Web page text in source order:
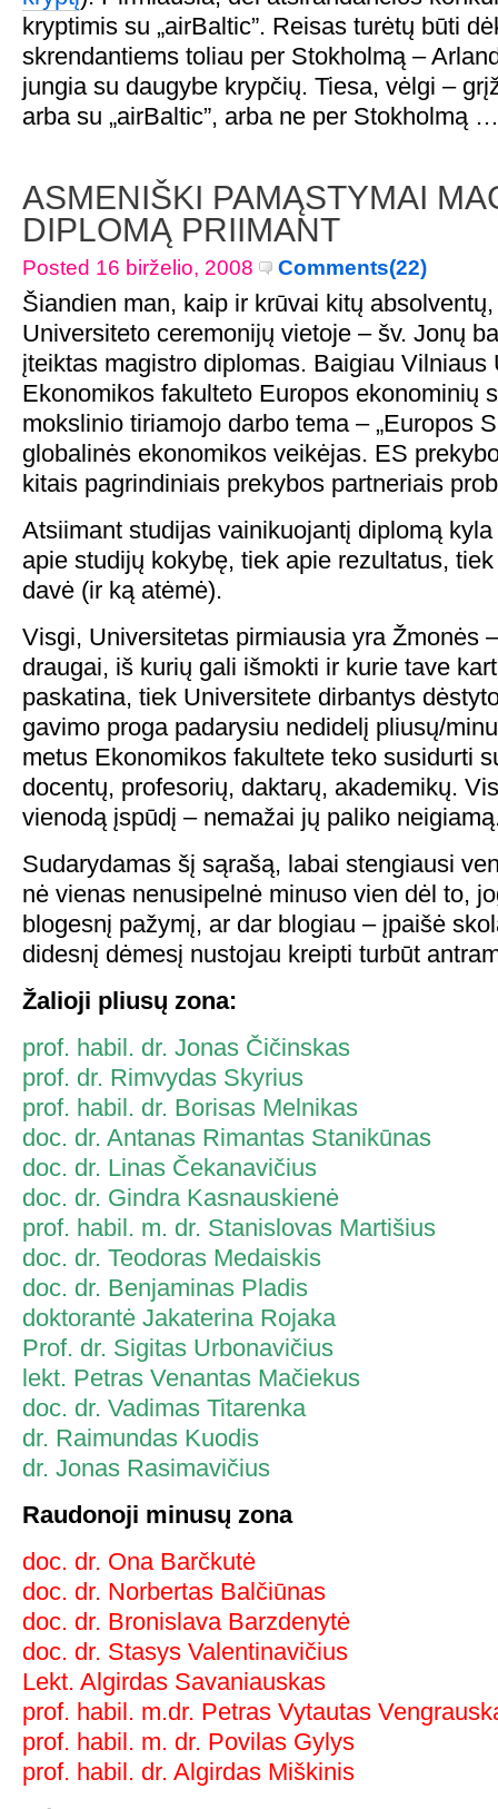
kryptimis su „airBaltic”. Reisas turėtų būti
skrendantiems toliau per Stokholmą –
jungia su daugybe krypčių. Tiesa, vėlgi –
arba su „airBaltic”, arba ne per Stokholmą …
ASMENIŠKI PAMĄSTYMAI
DIPLOMĄ PRIIMANT
Posted 16 birželio, 2008 Comments(22)
Šiandien man, kaip ir krūvai kitų
Universiteto ceremonijų vietoje – šv. Jonų
įteiktas magistro diplomas. Baigiau Vilniaus
Ekonomikos fakulteto Europos ekonominių
mokslinio tiriamojo darbo tema – „Europos
globalinės ekonomikos veikėjas. ES
kitais pagrindiniais prekybos partneriais
Atsiimant studijas vainikuojantį diplomą
apie studijų kokybę, tiek apie rezultatus,
davė (ir ką atėmė).
Visgi, Universitetas pirmiausia yra Žmonės
draugai, iš kurių gali išmokti ir kurie tave
paskatina, tiek Universitete dirbantys
gavimo proga padarysiu nedidelį pliusų/
metus Ekonomikos fakultete teko susidurti
docentų, profesorių, daktarų, akademikų.
vienodą įspūdį – nemažai jų paliko
Sudarydamas šį sąrašą, labai stengiausi
nė vienas nenusipelnė minuso vien dėl to,
blogesnį pažymį, ar dar blogiau – įpaišė
didesnį dėmesį nustojau kreipti turbūt
Žalioji pliusų zona:
prof. habil. dr. Jonas Čičinskas
prof. dr. Rimvydas Skyrius
prof. habil. dr. Borisas Melnikas
doc. dr. Antanas Rimantas Stanikūnas
doc. dr. Linas Čekanavičius
doc. dr. Gindra Kasnauskienė
prof. habil. m. dr. Stanislovas Martišius
doc. dr. Teodoras Medaiskis
doc. dr. Benjaminas Pladis
doktorantė Jakaterina Rojaka
Prof. dr. Sigitas Urbonavičius
lekt. Petras Venantas Mačiekus
doc. dr. Vadimas Titarenka
dr. Raimundas Kuodis
dr. Jonas Rasimavičius
Raudonoji minusų zona
doc. dr. Ona Barčkutė
doc. dr. Norbertas Balčiūnas
doc. dr. Bronislava Barzdenytė
doc. dr. Stasys Valentinavičius
Lekt. Algirdas Savaniauskas
prof. habil. m.dr. Petras Vytautas
prof. habil. m. dr. Povilas Gylys
prof. habil. dr. Algirdas Miškinis